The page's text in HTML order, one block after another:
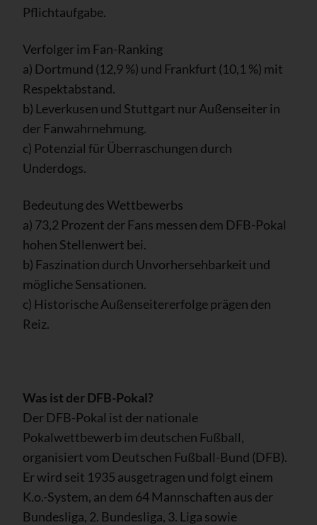
Pflichtaufgabe.
Verfolger im Fan-Ranking
a) Dortmund (12,9 %) und Frankfurt (10,1 %) mit
Respektabstand.
b) Leverkusen und Stuttgart nur Außenseiter in
der Fanwahrnehmung.
c) Potenzial für Überraschungen durch
Underdogs.
Bedeutung des Wettbewerbs
a) 73,2 Prozent der Fans messen dem DFB-Pokal
hohen Stellenwert bei.
b) Faszination durch Unvorhersehbarkeit und
mögliche Sensationen.
c) Historische Außenseitererfolge prägen den
Reiz.
Was ist der DFB-Pokal?
Der DFB-Pokal ist der nationale
Pokalwettbewerb im deutschen Fußball,
organisiert vom Deutschen Fußball-Bund (DFB).
Er wird seit 1935 ausgetragen und folgt einem
K.o.-System, an dem 64 Mannschaften aus der
Bundesliga, 2. Bundesliga, 3. Liga sowie